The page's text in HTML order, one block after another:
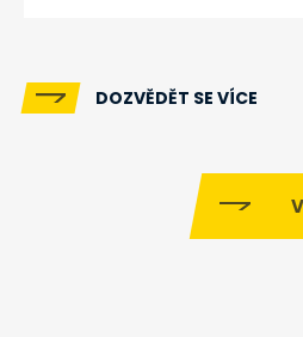
DOZVĚDĚT SE VÍCE